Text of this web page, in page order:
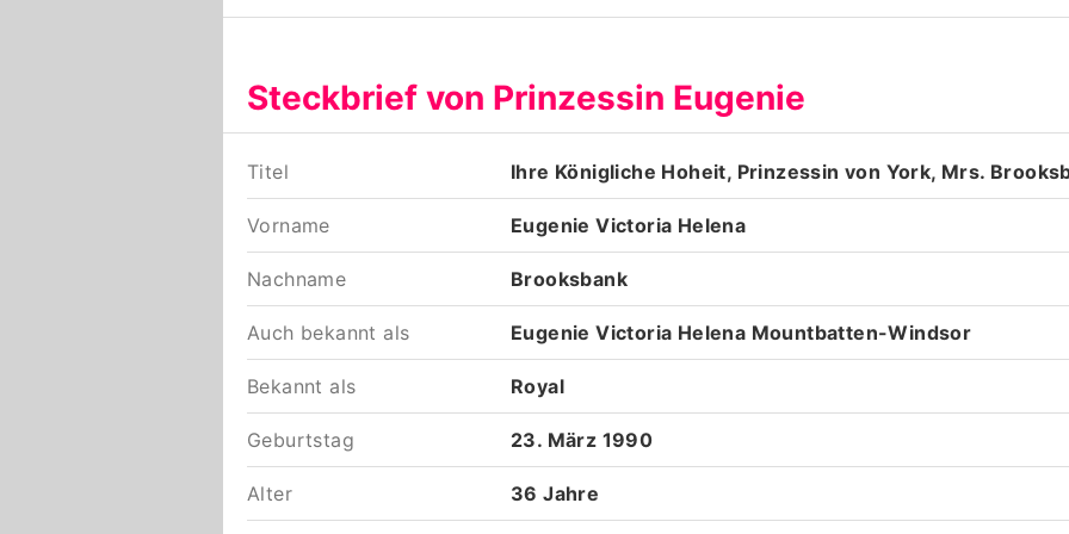
Nutzungsbedingungen
Steckbrief von Prinzessin Eugenie
Titel Ihre Königliche Hoheit, Prinzessin von York, Mrs.
Vorname Eugenie Victoria Helena
Nachname Brooksbank
Auch bekannt als Eugenie Victoria Helena Mountbatten-Windsor
Bekannt als Royal
Geburtstag 23. März 1990
Alter 36 Jahre